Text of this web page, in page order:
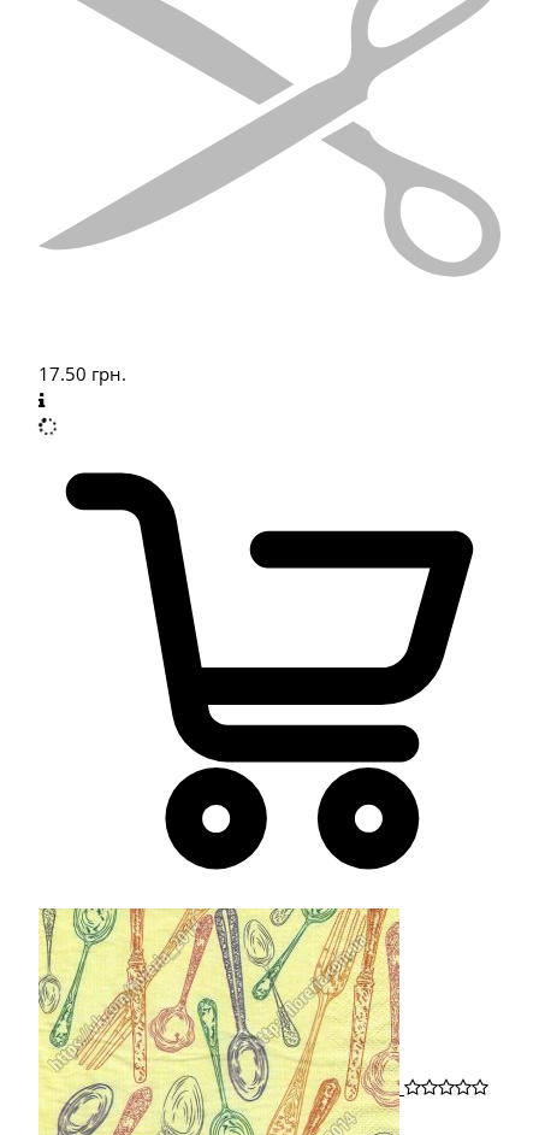
17.50 грн.